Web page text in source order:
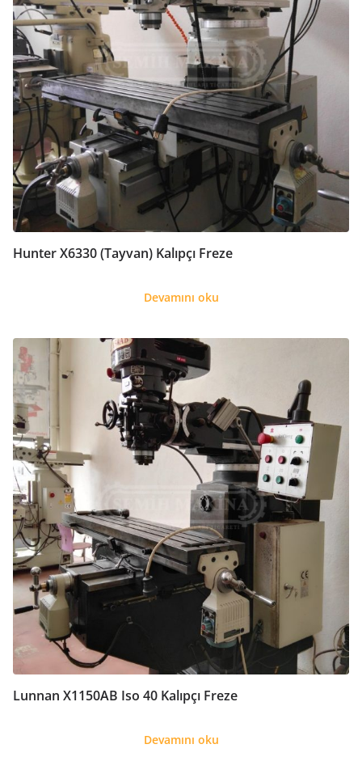
Hunter X6330 (Tayvan) Kalıpçı Freze
Devamını oku
Lunnan X1150AB Iso 40 Kalıpçı Freze
Devamını oku